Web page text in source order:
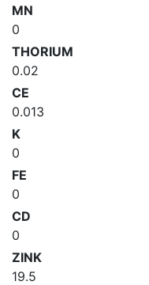
MN
0
THORIUM
0.02
CE
0.013
K
0
FE
0
CD
0
ZINK
19.5